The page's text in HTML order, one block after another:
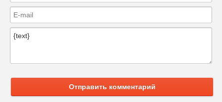
Отправить комментарий